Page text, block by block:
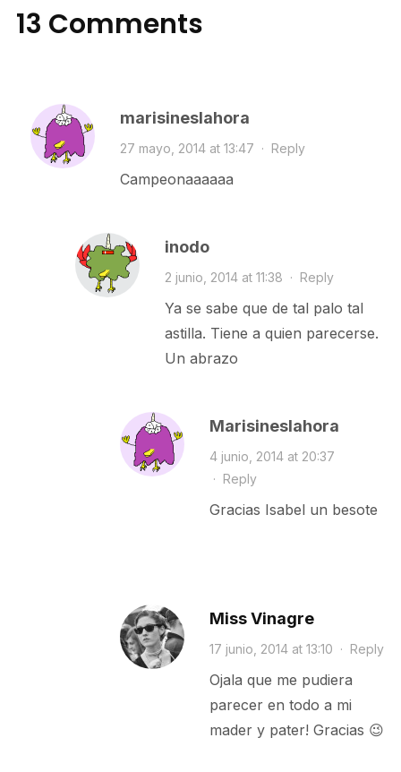
13 Comments
marisineslahora
27 mayo, 2014 at 13:47 · Reply
Campeonaaaaaa
inodo
2 junio, 2014 at 11:38 · Reply
Ya se sabe que de tal palo tal
astilla. Tiene a quien parecerse.
Un abrazo
Marisineslahora
4 junio, 2014 at 20:37
· Reply
Gracias Isabel un besote
Miss Vinagre
17 junio, 2014 at 13:10 · Reply
Ojala que me pudiera
parecer en todo a mi
mader y pater! Gracias 😉